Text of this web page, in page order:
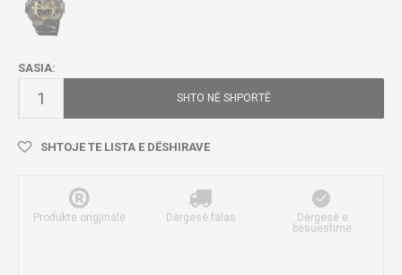
SASIA:
SHTO NË SHPORTË
SHTOJE TE LISTA E DËSHIRAVE
Produkte origjinale Dërgesë falas
Dërgesë e
besueshme